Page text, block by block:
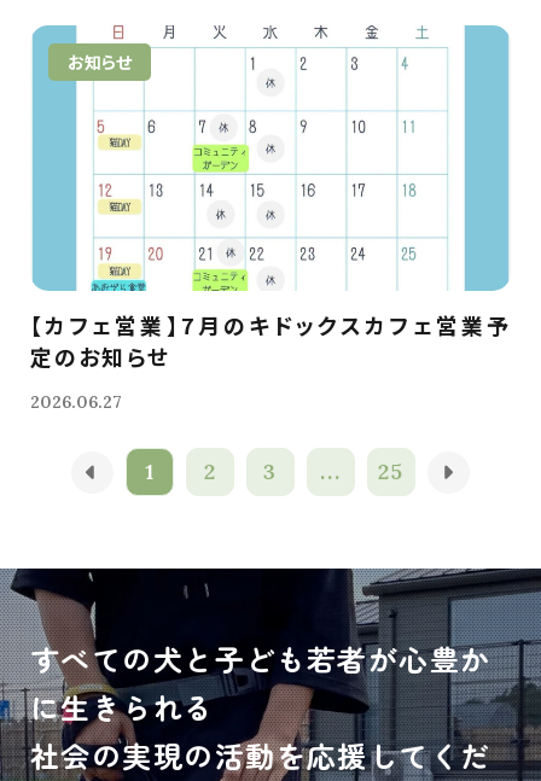
お知らせ
【カフェ営業】7月のキドックスカフェ営業予
定のお知らせ
2026.06.27
1 2 3 ... 25
すべての犬と子ども若者が心豊か
に生きられる
社会の実現の活動を応援してくだ